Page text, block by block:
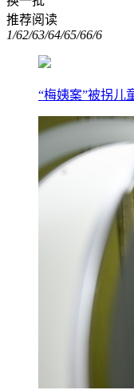
推荐阅读
1/62/63/64/65/66/6
“梅姨案”被拐儿